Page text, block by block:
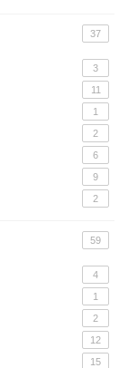
37
3
11
1
2
6
9
2
59
4
1
2
12
15